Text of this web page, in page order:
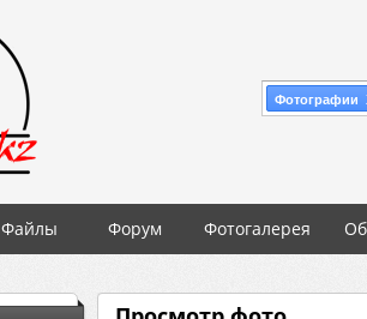
Фотографии
Файлы Форум Фотогалерея